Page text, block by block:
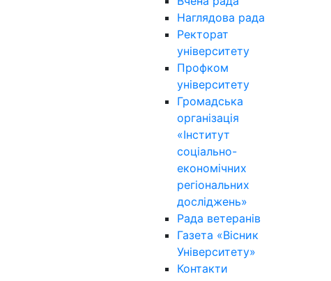
Наглядова рада
Ректорат
університету
Профком
університету
Громадська
організація
«Інститут
соціально-
економічних
регіональних
досліджень»
Рада ветеранів
Газета «Вісник
Університету»
Контакти